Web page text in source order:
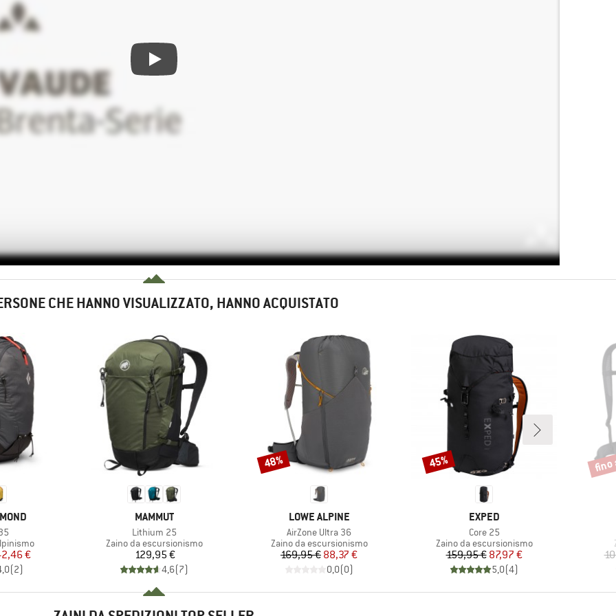
CHE HANNO VISUALIZZATO, HANNO ACQUISTATO
ridotto
€
(2)
MARCHIO
MAMMUT
Articolo
Lithium 25
Gruppo di prodotti
Zaino da escursionismo
Prezzo
129,95 €
4,6(7)
MARCHIO
LOWE ALPINE
Articolo
AirZone Ultra 36
Gruppo di prodotti
Zaino da escursionismo
Prezzo
169,95 €Prezzo ridotto
88,37 €
0,0(0)
Sconto
48%
MARCHIO
EXPED
Articolo
Core 25
Gruppo di prodotti
Zaino da escursionismo
Prezzo
159,95 €Prezzo ridotto
87,97 €
5,0(4)
Sconto
45% fino